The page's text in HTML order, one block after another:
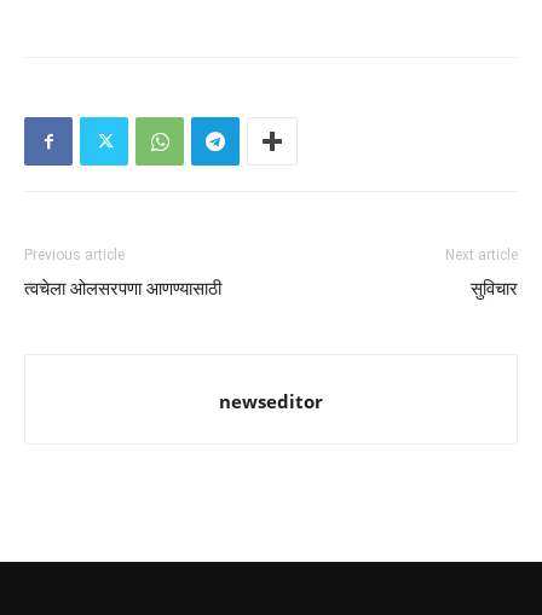
Previous article
त्वचेला ओलसरपणा आणण्यासाठी
Next article
सुविचार
newseditor